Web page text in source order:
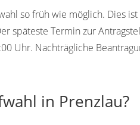
so früh wie möglich. Dies
späteste Termin zur
Uhr. Nachträgliche
in Prenzlau?